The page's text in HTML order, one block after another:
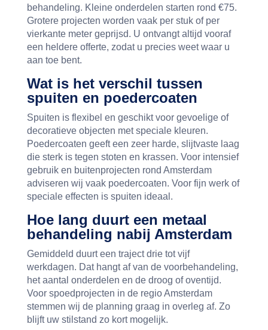
behandeling. Kleine onderdelen starten rond €75.
Grotere projecten worden vaak per stuk of per
vierkante meter geprijsd. U ontvangt altijd vooraf
een heldere offerte, zodat u precies weet waar u
aan toe bent.
Wat is het verschil tussen
spuiten en poedercoaten
Spuiten is flexibel en geschikt voor gevoelige of
decoratieve objecten met speciale kleuren.
Poedercoaten geeft een zeer harde, slijtvaste laag
die sterk is tegen stoten en krassen. Voor intensief
gebruik en buitenprojecten rond Amsterdam
adviseren wij vaak poedercoaten. Voor fijn werk of
speciale effecten is spuiten ideaal.
Hoe lang duurt een metaal
behandeling nabij Amsterdam
Gemiddeld duurt een traject drie tot vijf
werkdagen. Dat hangt af van de voorbehandeling,
het aantal onderdelen en de droog of oventijd.
Voor spoedprojecten in de regio Amsterdam
stemmen wij de planning graag in overleg af. Zo
blijft uw stilstand zo kort mogelijk.